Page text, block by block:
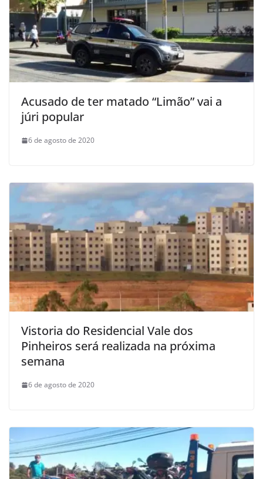
Acusado de ter matado “Limão” vai a
júri popular
6 de agosto de 2020
Vistoria do Residencial Vale dos
Pinheiros será realizada na próxima
semana
6 de agosto de 2020